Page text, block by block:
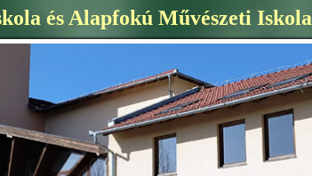
és Alapfokú Művészeti Iskola